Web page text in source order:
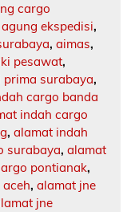
cargo
agung ekspedisi,
, aimas,
pesawat,
surabaya,
cargo banda
indah cargo
, alamat indah
surabaya, alamat
pontianak,
, alamat jne
jne